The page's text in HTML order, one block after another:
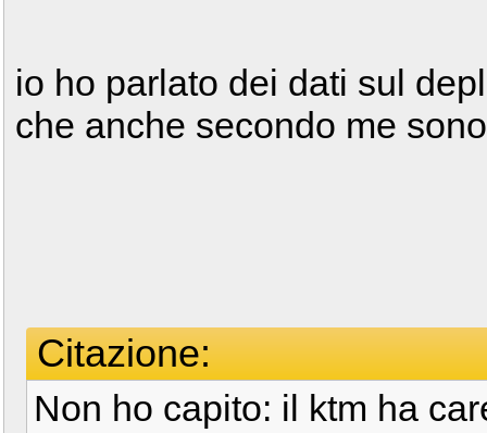
io ho parlato dei dati sul
che anche secondo me
Citazione:
Non ho capito: il ktm ha